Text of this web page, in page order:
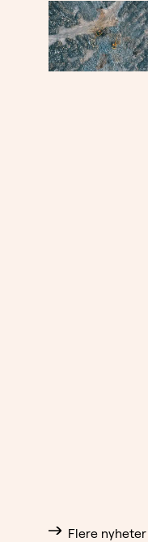
Flere nyheter